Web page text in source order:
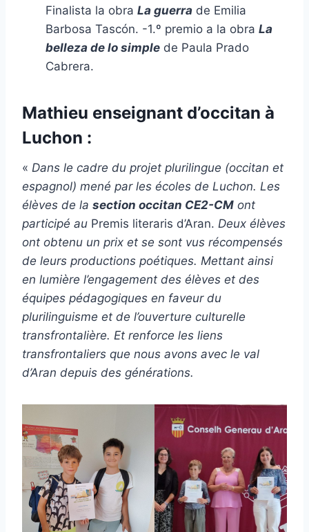
Finalista la obra La guerra de Emilia
Barbosa Tascón. -1.º premio a la obra La
belleza de lo simple de Paula Prado
Cabrera.
Mathieu enseignant d’occitan à
Luchon :
« Dans le cadre du projet plurilingue (occitan et
espagnol) mené par les écoles de Luchon. Les
élèves de la section occitan CE2-CM ont
participé au Premis literaris d’Aran. Deux élèves
ont obtenu un prix et se sont vus récompensés
de leurs productions poétiques. Mettant ainsi
en lumière l’engagement des élèves et des
équipes pédagogiques en faveur du
plurilinguisme et de l’ouverture culturelle
transfrontalière. Et renforce les liens
transfrontaliers que nous avons avec le val
d’Aran depuis des générations.